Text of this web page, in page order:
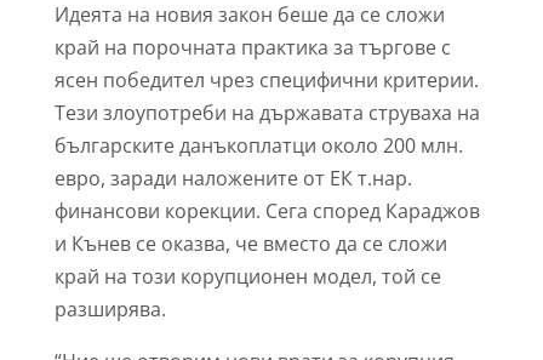
Идеята на новия закон беше да се сложи
край на порочната практика за търгове с
ясен победител чрез специфични критерии.
Тези злоупотреби на държавата струваха на
българските данъкоплатци около 200 млн.
евро, заради наложените от ЕК т.нар.
финансови корекции. Сега според Караджов
и Кънев се оказва, че вместо да се сложи
край на този корупционен модел, той се
разширява.